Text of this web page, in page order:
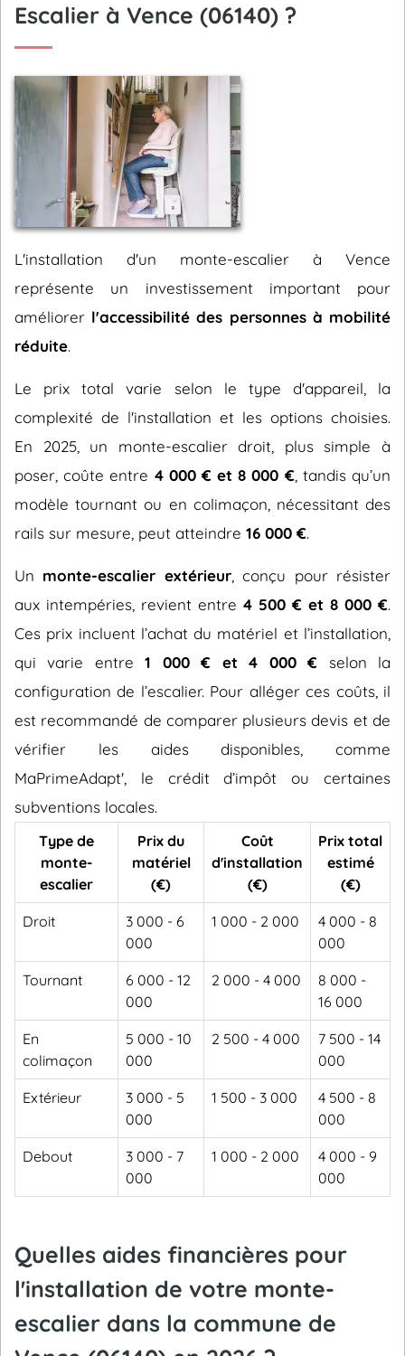
Escalier à Vence (06140) ?
L'installation d'un monte-escalier à Vence
représente un investissement important pour
améliorer l'accessibilité des personnes à mobilité
réduite.
Le prix total varie selon le type d'appareil, la
complexité de l'installation et les options choisies.
En 2025, un monte-escalier droit, plus simple à
poser, coûte entre 4 000 € et 8 000 € , tandis qu’un
modèle tournant ou en colimaçon, nécessitant des
rails sur mesure, peut atteindre 16 000 €.
Un monte-escalier extérieur, conçu pour résister
aux intempéries, revient entre 4 500 € et 8 000 €.
Ces prix incluent l’achat du matériel et l’installation,
qui varie entre1 000 € et 4 000 € selon la
configuration de l’escalier. Pour alléger ces coûts, il
est recommandé de comparer plusieurs devis et de
vérifier les aides disponibles, comme
MaPrimeAdapt', le crédit d’impôt ou certaines
subventions locales.
Type de
monte-
escalier
Prix du
matériel
(€)
Coût
d'installation
(€)
Prix total
estimé
(€)
Droit
3 000 - 6
000
1 000 - 2 000
4 000 - 8
000
Tournant
6 000 - 12
000
2 000 - 4 000
8 000 -
16 000
En
colimaçon
5 000 - 10
000
2 500 - 4 000
7 500 - 14
000
Extérieur
3 000 - 5
000
1 500 - 3 000
4 500 - 8
000
Debout
3 000 - 7
000
1 000 - 2 000
4 000 - 9
000
Quelles aides financières pour
l'installation de votre monte-
escalier dans la commune de